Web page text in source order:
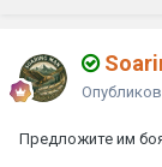
Предложите им